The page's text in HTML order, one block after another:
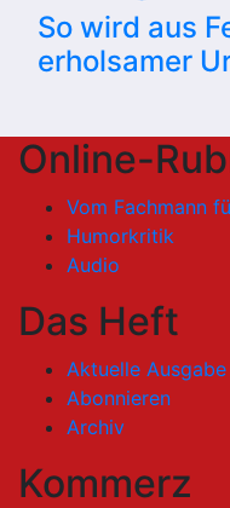
So wird aus
erholsamer
Online-
Vom Fachmann
Humorkritik
Audio
Das Heft
Aktuelle Ausgabe
Abonnieren
Archiv
Kommerz